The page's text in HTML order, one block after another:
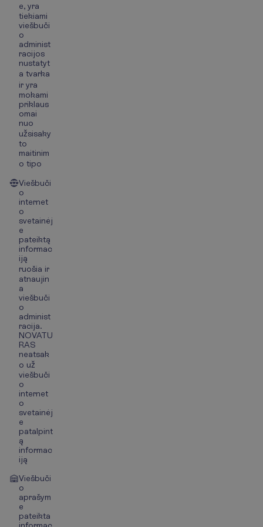
e, yra
tiekiami
viešbuči
o
administ
racijos
nustatyt
a tvarka
ir yra
mokami
priklaus
omai
nuo
užsisaky
to
maitinim
o tipo
Viešbuči
o
internet
o
svetainėj
e
pateiktą
informac
iją
ruošia ir
atnaujin
a
viešbuči
o
administ
racija.
NOVATU
RAS
neatsak
o už
viešbuči
o
internet
o
svetainėj
e
patalpint
ą
informac
iją
Viešbuči
o
aprašym
e
pateikta
informac